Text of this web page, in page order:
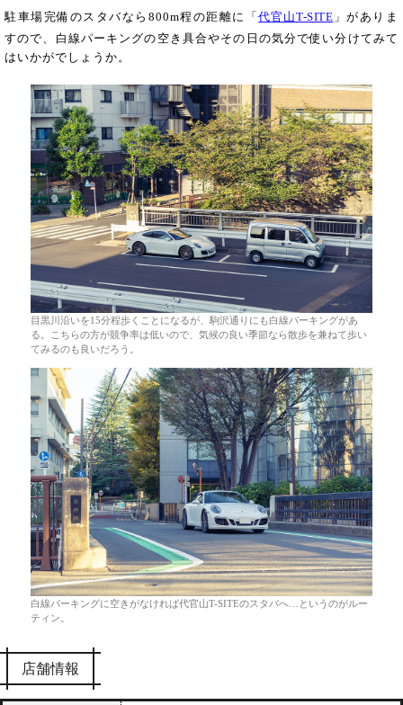
駐車場完備のスタバなら800m程の距離に「代官山T-SITE 」がありま
すので、白線パーキングの空き具合やその日の気分で使い分けてみて
はいかがでしょうか。
目黒川沿いを15分程歩くことになるが、駒沢通りにも白線パーキングがあ
る。こちらの方が競争率は低いので、気候の良い季節なら散歩を兼ねて歩い
てみるのも良いだろう。
白線パーキングに空きがなければ代官山T-SITEのスタバへ…というのがルー
ティン。
店舗情報